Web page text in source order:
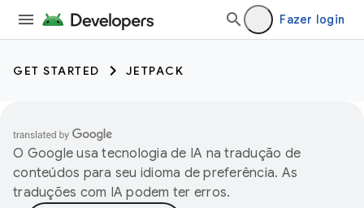
Fazer login
GET STARTED JETPACK
O Google usa tecnologia de IA na tradução de
conteúdos para seu idioma de preferência. As
traduções com IA podem ter erros.